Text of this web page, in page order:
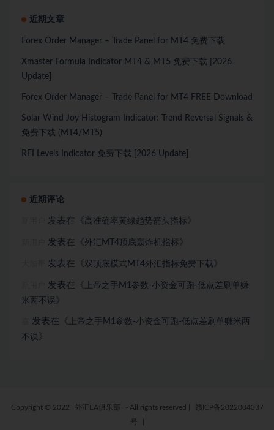
近期文章
Forex Order Manager – Trade Panel for MT4 免费下载
Xmaster Formula Indicator MT4 & MT5 免费下载 [2026
Update]
Forex Order Manager – Trade Panel for MT4 FREE Download
Solar Wind Joy Histogram Indicator: Trend Reversal Signals &
免费下载 (MT4/MT5)
RFI Levels Indicator 免费下载 [2026 Update]
近期评论
发表在《 高准确率黄绿趋势箭头指标 》
发表在《 外汇MT4顶底轰炸机指标 》
发表在《 双顶底模式MT4外汇指标免费下载 》
发表在《
上帝之手M1参数-小资金可跑-低点差刷单赚
米两不误 》
发表在《
上帝之手M1参数-小资金可跑-低点差刷单赚米两
不误 》
Copyright © 2022 外汇EA俱乐部 - All rights reserved
赣ICP备2022004337
号